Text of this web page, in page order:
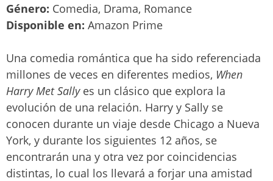
Género: Comedia, Drama, Romance
Disponible en: Amazon Prime
Una comedia romántica que ha sido referenciada
millones de veces en diferentes medios, When
Harry Met Sallyes un clásico que explora la
evolución de una relación. Harry y Sally se
conocen durante un viaje desde Chicago a Nueva
York, y durante los siguientes 12 años, se
encontrarán una y otra vez por coincidencias
distintas, lo cual los llevará a forjar una amistad